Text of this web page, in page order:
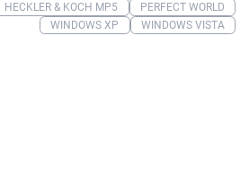
HECKLER & KOCH MP5
PERFECT WORLD
WINDOWS XP
WINDOWS VISTA